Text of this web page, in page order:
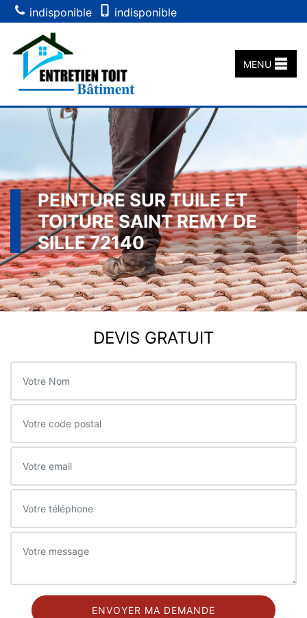
indisponible indisponible
MENU
PEINTURE SUR TUILE ET
TOITURE SAINT REMY DE
SILLE 72140
DEVIS GRATUIT